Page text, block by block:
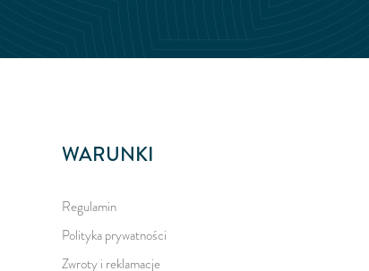
WARUNKI
Regulamin
Polityka prywatności
Zwroty i reklamacje